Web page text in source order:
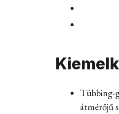
Tübbing-
átmérőjű